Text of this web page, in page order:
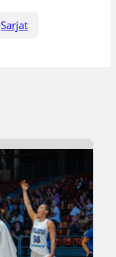
Sarjat